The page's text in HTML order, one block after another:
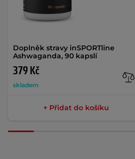
Doplněk stravy inSPORTline
Ashwaganda, 90 kapslí
379 Kč
skladem
+ Přidat do košíku